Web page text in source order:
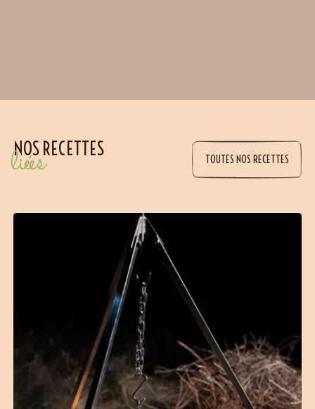
NOS RECETTES
liées TOUTES NOS RECETTES